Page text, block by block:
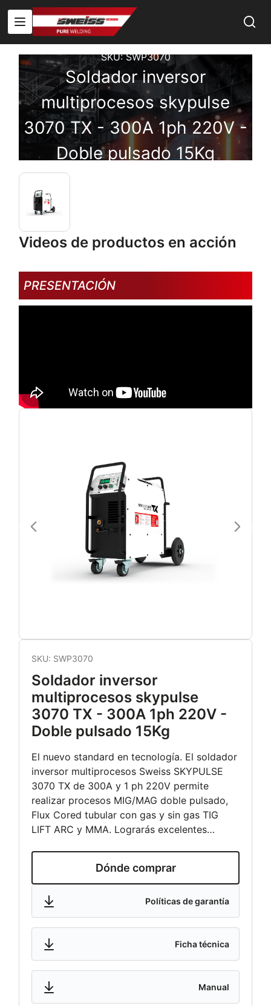
SKU:SWP3070
Soldador inversor
multiprocesos skypulse
3070 TX - 300A 1ph 220V -
Doble pulsado 15Kg
Videos de productos en acción
PRESENTACIÓN
SKU: SWP3070
Soldador inversor
multiprocesos skypulse
3070 TX - 300A 1ph 220V -
Doble pulsado 15Kg
El nuevo standard en tecnología. El soldador
inversor multiprocesos Sweiss SKYPULSE
3070 TX de 300A y 1 ph 220V permite
realizar procesos MIG/MAG doble pulsado,
Flux Cored tubular con gas y sin gas TIG
LIFT ARC y MMA. Lograrás excelentes
15 kg con software integrado especializado
en soldadura y programas sinérgicos para
distintos metales y gases. Ciclo de trabajo
60% y voltaje al vacío 89V.
Dónde comprar
Políticas de garantía
Ficha técnica
Manual